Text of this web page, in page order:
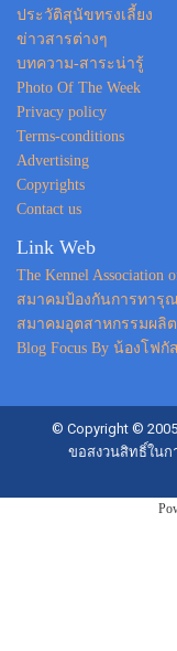
ประวัติสุนัขทรงเลี้ยง
ข่าวสารต่างๆ
บทความ-สาระน่ารู้
Photo Of The Week
Privacy policy
Terms-conditions
Advertising
Copyrights
Contact us
Link Web
The Kennel Association
สมาคมป้องกันการทารุ
สมาคมอุตสาหกรรมผลิ
Blog Focus By น้องโฟกัส
© Copyright © 2005
ขอสงวนสิทธิ์ในก